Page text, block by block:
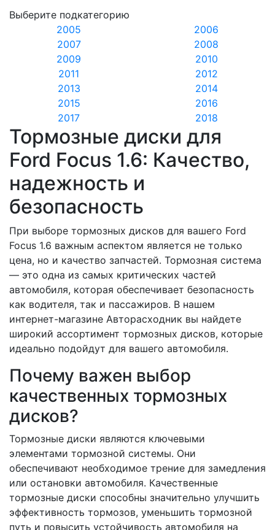
Выберите подкатегорию
2005
2006
2007
2008
2009
2010
2011
2012
2013
2014
2015
2016
2017
2018
Тормозные диски для
Ford Focus 1.6: Качество,
надежность и
безопасность
При выборе тормозных дисков для вашего Ford
Focus 1.6 важным аспектом является не только
цена, но и качество запчастей. Тормозная система
— это одна из самых критических частей
автомобиля, которая обеспечивает безопасность
как водителя, так и пассажиров. В нашем
интернет-магазине Авторасходник вы найдете
широкий ассортимент тормозных дисков, которые
идеально подойдут для вашего автомобиля.
Почему важен выбор
качественных тормозных
дисков?
Тормозные диски являются ключевыми
элементами тормозной системы. Они
обеспечивают необходимое трение для замедления
или остановки автомобиля. Качественные
тормозные диски способны значительно улучшить
эффективность тормозов, уменьшить тормозной
путь и повысить устойчивость автомобиля на